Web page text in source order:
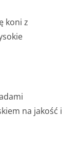
koni z
na jakość i